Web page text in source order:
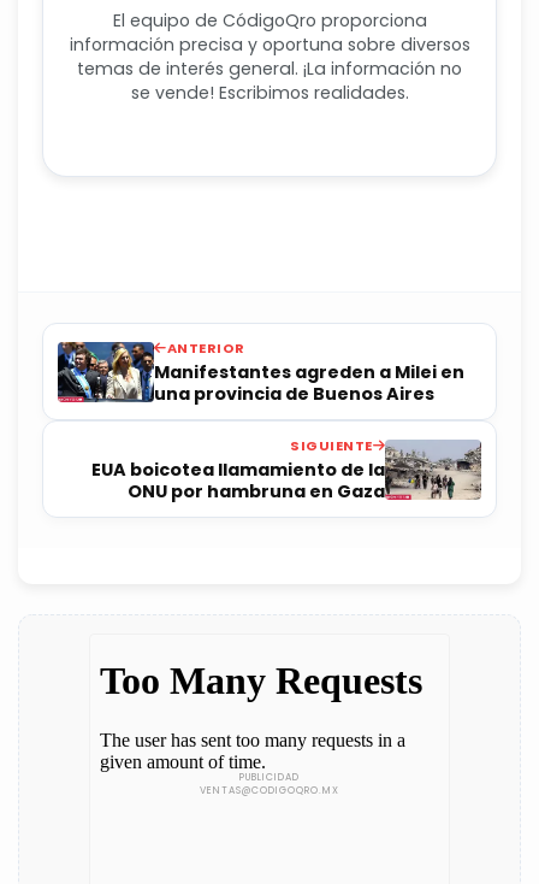
El equipo de CódigoQro proporciona
información precisa y oportuna sobre diversos
temas de interés general. ¡La información no
se vende! Escribimos realidades.
ANTERIOR
Manifestantes agreden a Milei en
una provincia de Buenos Aires
SIGUIENTE
EUA boicotea llamamiento de la
ONU por hambruna en Gaza